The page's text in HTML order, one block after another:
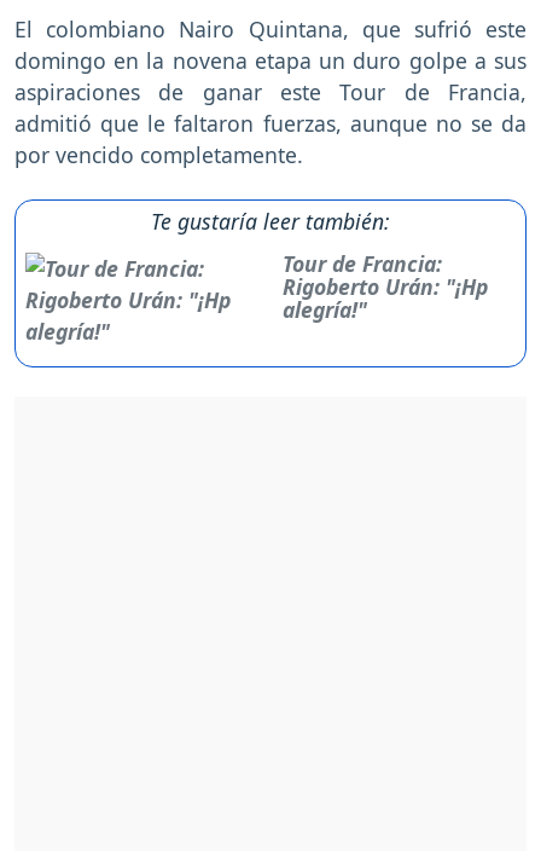
El colombiano Nairo Quintana, que sufrió este
domingo en la novena etapa un duro golpe a sus
aspiraciones de ganar este Tour de Francia,
admitió que le faltaron fuerzas, aunque no se da
por vencido completamente.
Te gustaría leer también:
Tour de Francia:
Rigoberto Urán: "¡Hp
alegría!"